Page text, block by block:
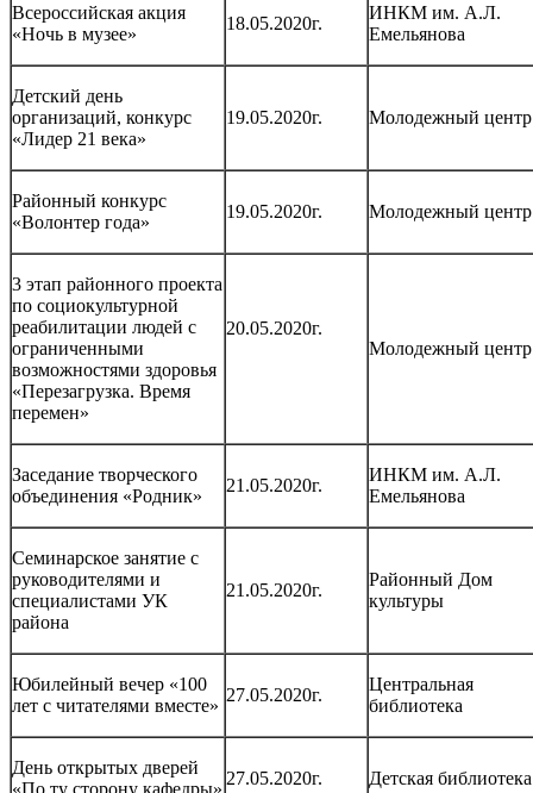
Всероссийская акция
«Ночь в музее»
18.05.2020г.
ИНКМ им. А.Л.
Емельянова
Детский день
организаций, конкурс
«Лидер 21 века»
19.05.2020г. Молодежный центр
Районный конкурс
«Волонтер года»
19.05.2020г. Молодежный центр
3 этап районного проекта
по социокультурной
реабилитации людей с
ограниченными
возможностями здоровья
«Перезагрузка. Время
перемен»
20.05.2020г.
Молодежный центр
Заседание творческого
объединения «Родник»
21.05.2020г.
ИНКМ им. А.Л.
Емельянова
Семинарское занятие с
руководителями и
специалистами УК
района
21.05.2020г.
Районный Дом
культуры
Юбилейный вечер «100
лет с читателями вместе»
27.05.2020г.
Центральная
библиотека
День открытых дверей
«По ту сторону кафедры»
27.05.2020г. Детская библиотека